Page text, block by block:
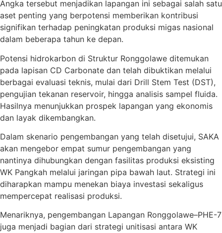
Angka tersebut menjadikan lapangan ini sebagai salah satu
aset penting yang berpotensi memberikan kontribusi
signifikan terhadap peningkatan produksi migas nasional
dalam beberapa tahun ke depan.
Potensi hidrokarbon di Struktur Ronggolawe ditemukan
pada lapisan CD Carbonate dan telah dibuktikan melalui
berbagai evaluasi teknis, mulai dari Drill Stem Test (DST),
pengujian tekanan reservoir, hingga analisis sampel fluida.
Hasilnya menunjukkan prospek lapangan yang ekonomis
dan layak dikembangkan.
Dalam skenario pengembangan yang telah disetujui, SAKA
akan mengebor empat sumur pengembangan yang
nantinya dihubungkan dengan fasilitas produksi eksisting
WK Pangkah melalui jaringan pipa bawah laut. Strategi ini
diharapkan mampu menekan biaya investasi sekaligus
mempercepat realisasi produksi.
Menariknya, pengembangan Lapangan Ronggolawe–PHE-7
juga menjadi bagian dari strategi unitisasi antara WK